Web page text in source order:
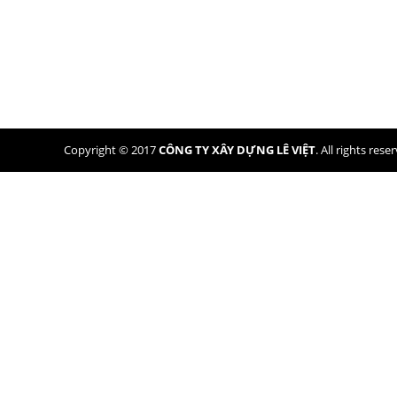
Copyright © 2017CÔNG TY XÂY DỰNG LÊ VIỆT. All rights